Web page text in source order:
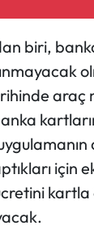
biri,
araç
için